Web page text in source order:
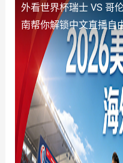
外看世界杯瑞士 VS 哥
南帮你解锁中文直播自